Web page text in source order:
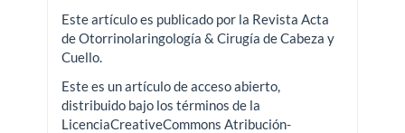
Este artículo es publicado por la Revista Acta
de Otorrinolaringología & Cirugía de Cabeza y
Cuello.
Este es un artículo de acceso abierto,
distribuido bajo los términos de la
LicenciaCreativeCommons Atribución-